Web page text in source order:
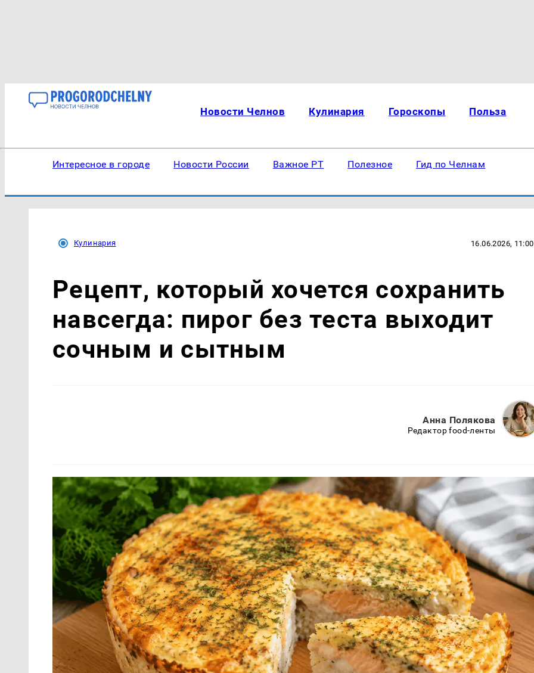
Новости Челнов Кулинария Гороскопы Польза
Интересное в городе Новости России Важное РТ Полезное Гид по Челнам
Кулинария 16.06.2026, 11:00
Рецепт, который хочется сохранить
навсегда: пирог без теста выходит
сочным и сытным
Анна Полякова
Редактор food-ленты